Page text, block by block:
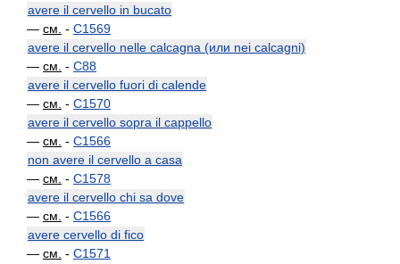
avere il cervello in bucato
— см. - C1569
avere il cervello nelle calcagna (или nei calcagni)
— см. - C88
avere il cervello fuori di calende
— см. - C1570
avere il cervello sopra il cappello
— см. - C1566
non avere il cervello a casa
— см. - C1578
avere il cervello chi sa dove
— см. - C1566
avere cervello di fico
— см. - C1571